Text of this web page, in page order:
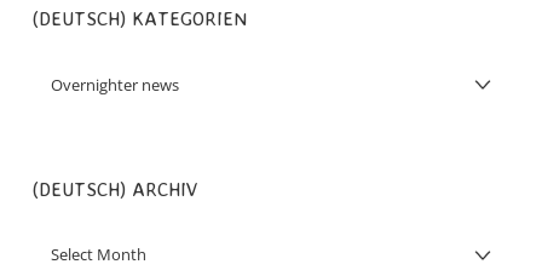
(DEUTSCH) KATEGORIEN
(DEUTSCH) ARCHIV